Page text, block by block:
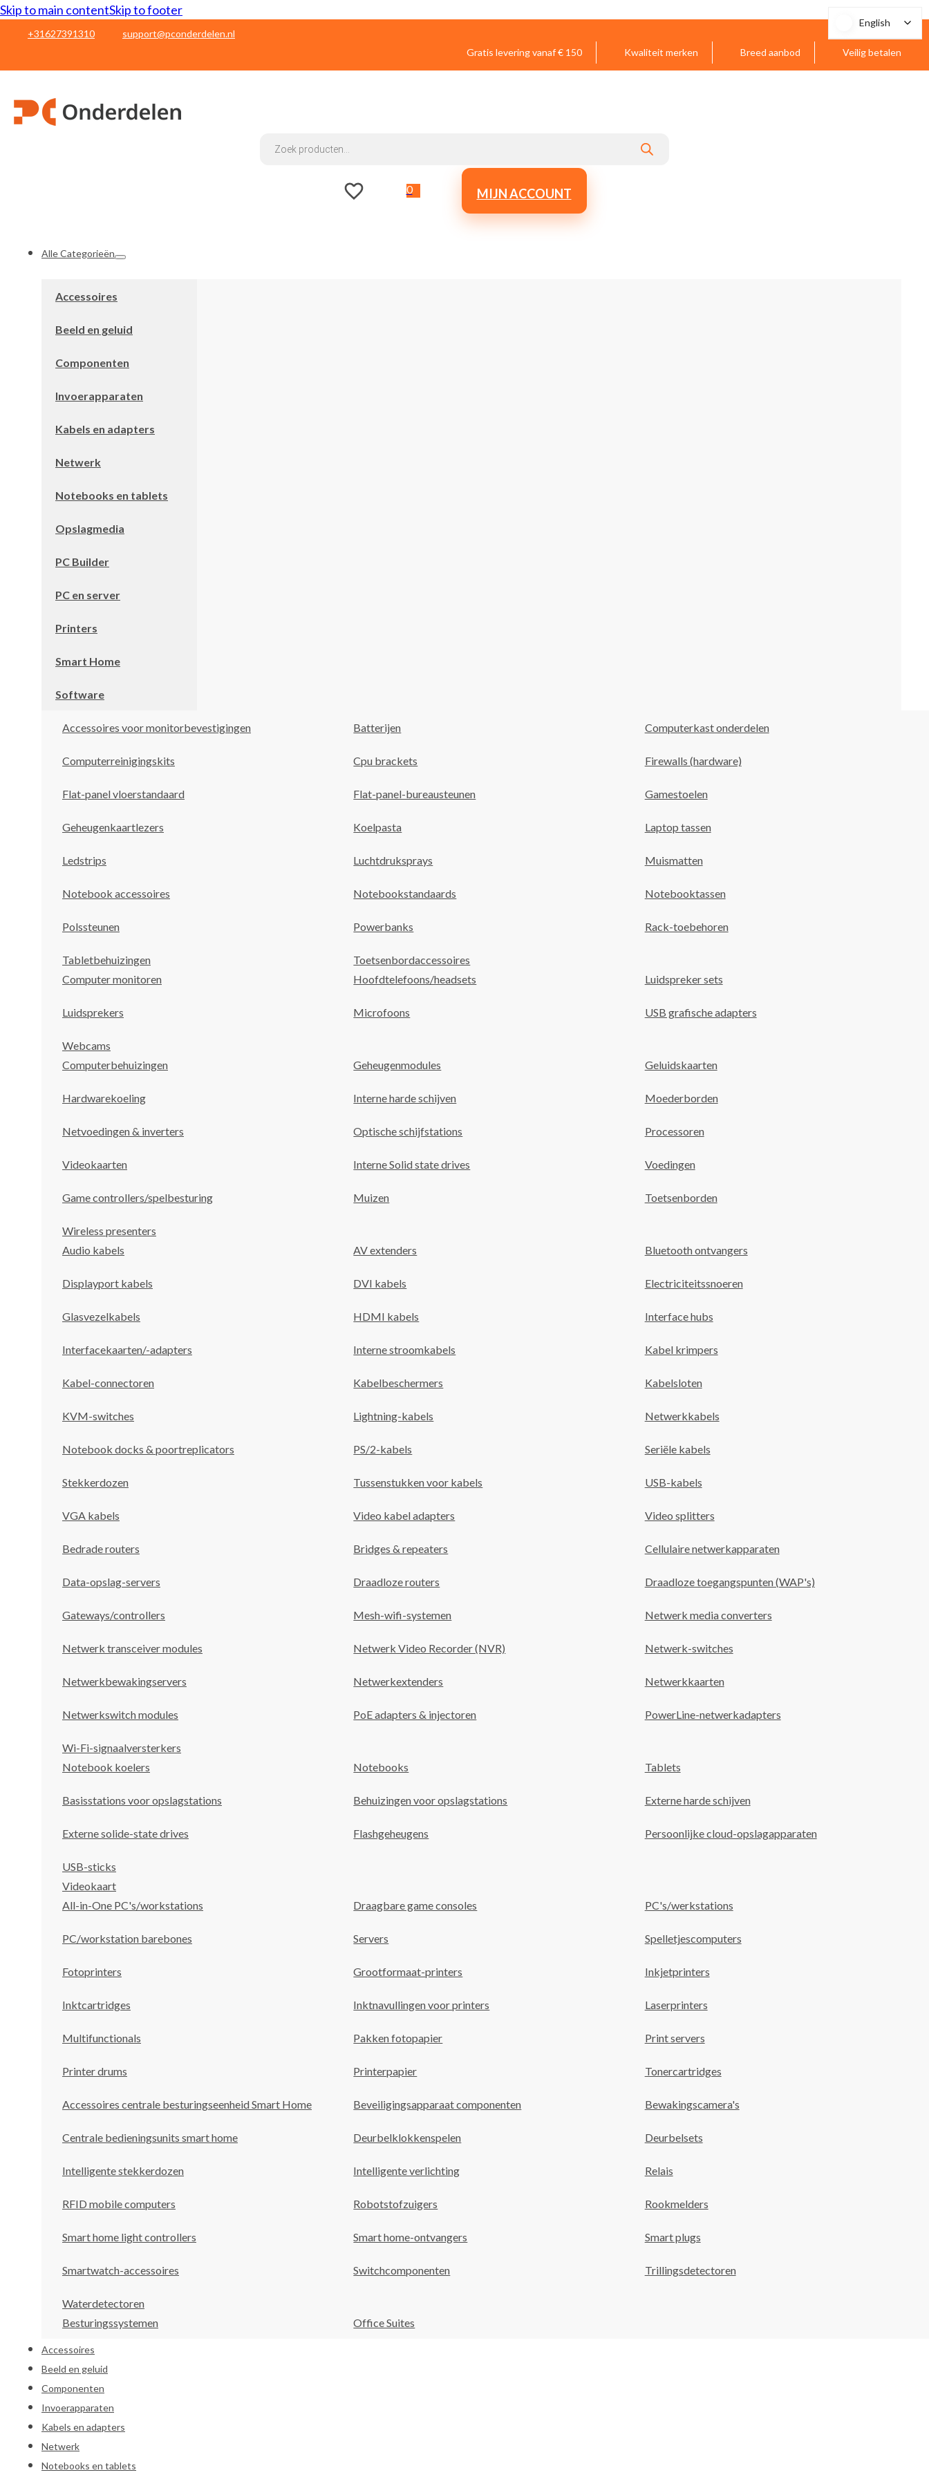
Skip to main contentSkip to footer
+31627391310
support@pconderdelen.nl
Gratis levering vanaf € 150
Kwaliteit merken Breed aanbod Veilig betalen
search
0 MIJN ACCOUNT
Alle Categorieën
Accessoires
Beeld en geluid
Componenten
Invoerapparaten
Kabels en adapters
Netwerk
Notebooks en tablets
Opslagmedia
PC Builder
PC en server
Printers
Smart Home
Software
Accessoires voor monitorbevestigingen Batterijen Computerkast onderdelen
Computerreinigingskits Cpu brackets Firewalls (hardware)
Flat-panel vloerstandaard Flat-panel-bureausteunen Gamestoelen
Geheugenkaartlezers Koelpasta Laptop tassen
Ledstrips Luchtdruksprays Muismatten
Notebook accessoires Notebookstandaards Notebooktassen
Polssteunen Powerbanks Rack-toebehoren
Tabletbehuizingen
Toetsenbordaccessoires
Computer monitoren
Hoofdtelefoons/headsets Luidspreker sets
Luidsprekers Microfoons USB grafische adapters
Webcams
Computerbehuizingen
Geheugenmodules Geluidskaarten
Hardwarekoeling Interne harde schijven Moederborden
Netvoedingen & inverters Optische schijfstations Processoren
Videokaarten Interne Solid state drives Voedingen
Game controllers/spelbesturing Muizen Toetsenborden
Wireless presenters
Audio kabels
AV extenders Bluetooth ontvangers
Displayport kabels DVI kabels Electriciteitssnoeren
Glasvezelkabels HDMI kabels Interface hubs
Interfacekaarten/-adapters Interne stroomkabels Kabel krimpers
Kabel-connectoren Kabelbeschermers Kabelsloten
KVM-switches Lightning-kabels Netwerkkabels
Notebook docks & poortreplicators PS/2-kabels Seriële kabels
Stekkerdozen Tussenstukken voor kabels USB-kabels
VGA kabels Video kabel adapters Video splitters
Bedrade routers Bridges & repeaters Cellulaire netwerkapparaten
Data-opslag-servers Draadloze routers Draadloze toegangspunten (WAP's)
Gateways/controllers Mesh-wifi-systemen Netwerk media converters
Netwerk transceiver modules Netwerk Video Recorder (NVR) Netwerk-switches
Netwerkbewakingservers Netwerkextenders Netwerkkaarten
Netwerkswitch modules PoE adapters & injectoren PowerLine-netwerkadapters
Wi-Fi-signaalversterkers
Notebook koelers
Notebooks Tablets
Basisstations voor opslagstations Behuizingen voor opslagstations Externe harde schijven
Externe solide-state drives Flashgeheugens Persoonlijke cloud-opslagapparaten
USB-sticks
Videokaart
All-in-One PC's/workstations
Draagbare game consoles PC's/werkstations
PC/workstation barebones Servers Spelletjescomputers
Fotoprinters Grootformaat-printers Inkjetprinters
Inktcartridges Inktnavullingen voor printers Laserprinters
Multifunctionals Pakken fotopapier Print servers
Printer drums Printerpapier Tonercartridges
Accessoires centrale besturingseenheid Smart Home Beveiligingsapparaat componenten Bewakingscamera's
Centrale bedieningsunits smart home Deurbelklokkenspelen Deurbelsets
Intelligente stekkerdozen Intelligente verlichting Relais
RFID mobile computers Robotstofzuigers Rookmelders
Smart home light controllers Smart home-ontvangers Smart plugs
Smartwatch-accessoires Switchcomponenten Trillingsdetectoren
Waterdetectoren
Besturingssystemen
Office Suites
Accessoires
Beeld en geluid
Componenten
Invoerapparaten
Kabels en adapters
Netwerk
Notebooks en tablets
English
English